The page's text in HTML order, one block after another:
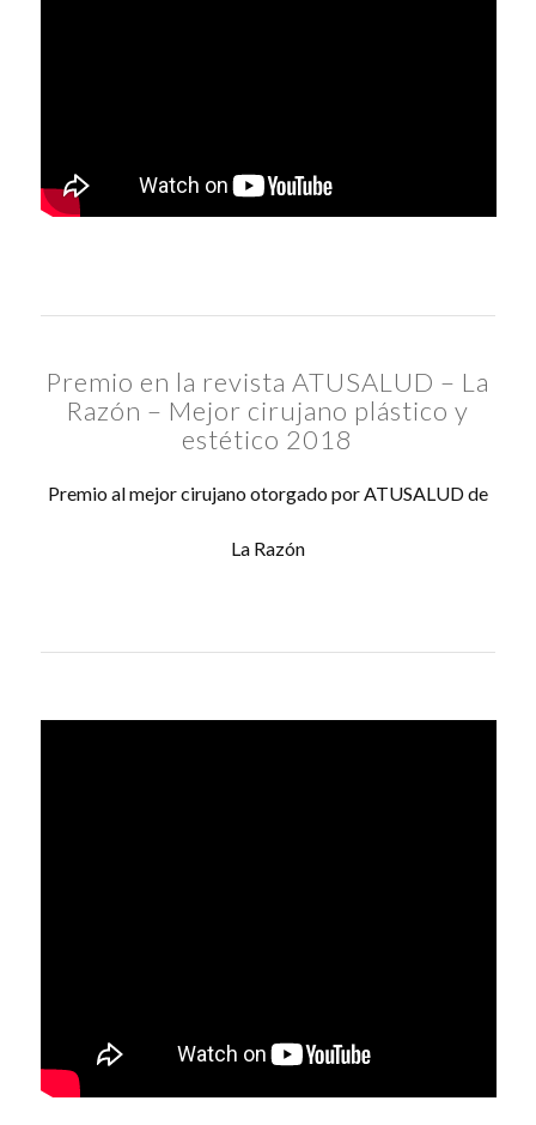
Premio en la revista ATUSALUD – La
Razón – Mejor cirujano plástico y
estético 2018
Premio al mejor cirujano otorgado por ATUSALUD de
La Razón